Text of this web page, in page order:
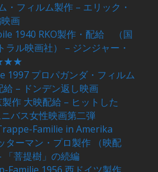
・フィルム製作 – エリック・
画
1940 RKO製作・配給 （国
ラル映画社） – ジンジャー・
★★★
1997 プロパガンダ・フィルム
– ドンデン返し映画
作 大映配給 – ヒットした
バス女性映画第二弾
Familie in Amerika
ターマン・プロ製作 （映配
「菩提樹」の続編